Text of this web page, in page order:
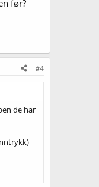
før?
#4
de har